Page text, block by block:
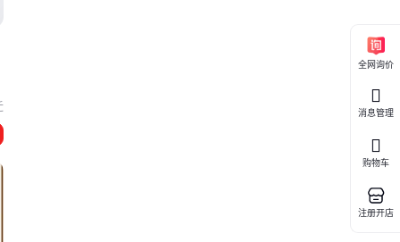
全网询价
消息管理
购物车
注册开店